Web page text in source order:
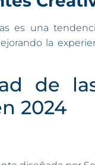
es una
la
de
2024